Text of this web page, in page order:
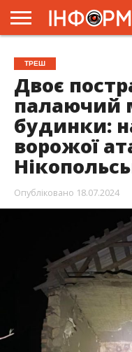
ГОЛОВНА
ЖИТТЯ
ВЛАДА
ГРОШІ
ТРЕШ
ПРЕС-
РЕЛІЗИ
РЕКЛАМА
ПРОЕКТИ
ТРЕШ
Двоє
палаючий
будинки:
ворожої
Опубліковано 18.07.2024